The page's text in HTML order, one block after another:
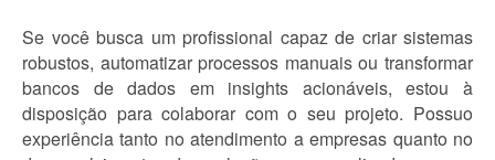
Se você busca um profissional capaz de criar sistemas
robustos, automatizar processos manuais ou transformar
bancos de dados em insights acionáveis, estou à
disposição para colaborar com o seu projeto. Possuo
experiência tanto no atendimento a empresas quanto no